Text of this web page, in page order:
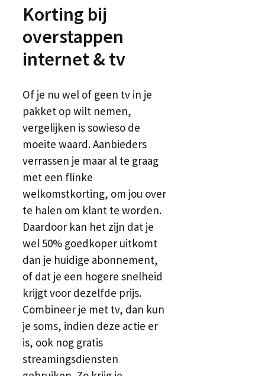
Korting bij
overstappen
internet & tv
Of je nu wel of geen tv in je
pakket op wilt nemen,
vergelijken is sowieso de
moeite waard. Aanbieders
verrassen je maar al te graag
met een flinke
welkomstkorting, om jou over
te halen om klant te worden.
Daardoor kan het zijn dat je
wel 50% goedkoper uitkomt
dan je huidige abonnement,
of dat je een hogere snelheid
krijgt voor dezelfde prijs.
Combineer je met tv, dan kun
je soms, indien deze actie er
is, ook nog gratis
streamingsdiensten